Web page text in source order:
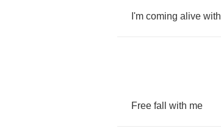
I'm coming alive with
Free fall with me